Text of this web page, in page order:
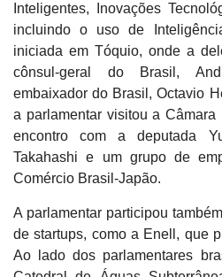
Inteligentes, Inovações
incluindo o uso de
iniciada em Tóquio, onde a
cônsul-geral do Brasil,
embaixador do Brasil, Octavio
a parlamentar visitou a
encontro com a deputada
Takahashi e um grupo de
Comércio Brasil-Japão.
A parlamentar participou
de startups, como a Enell, que
Ao lado dos parlamentares